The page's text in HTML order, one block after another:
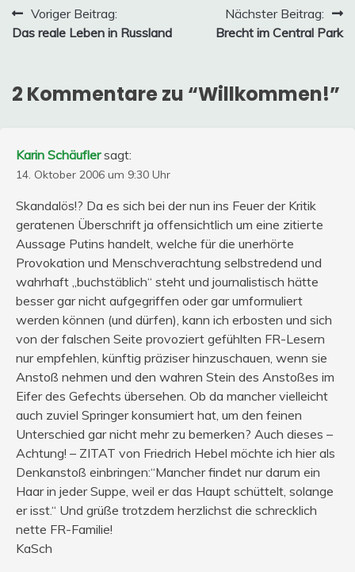
Beitragsnavigation
Voriger Beitrag:
Das reale Leben in Russland
Nächster Beitrag:
Brecht im Central Park
2 Kommentare zu “Willkommen!”
Karin Schäufler sagt:
14. Oktober 2006 um 9:30 Uhr
Skandalös!? Da es sich bei der nun ins Feuer der Kritik
geratenen Überschrift ja offensichtlich um eine zitierte
Aussage Putins handelt, welche für die unerhörte
Provokation und Menschverachtung selbstredend und
wahrhaft „buchstäblich“ steht und journalistisch hätte
besser gar nicht aufgegriffen oder gar umformuliert
werden können (und dürfen), kann ich erbosten und sich
von der falschen Seite provoziert gefühlten FR-Lesern
nur empfehlen, künftig präziser hinzuschauen, wenn sie
Anstoß nehmen und den wahren Stein des Anstoßes im
Eifer des Gefechts übersehen. Ob da mancher vielleicht
auch zuviel Springer konsumiert hat, um den feinen
Unterschied gar nicht mehr zu bemerken? Auch dieses –
Achtung! – ZITAT von Friedrich Hebel möchte ich hier als
Denkanstoß einbringen:“Mancher findet nur darum ein
Haar in jeder Suppe, weil er das Haupt schüttelt, solange
er isst.“ Und grüße trotzdem herzlichst die schrecklich
nette FR-Familie!
KaSch